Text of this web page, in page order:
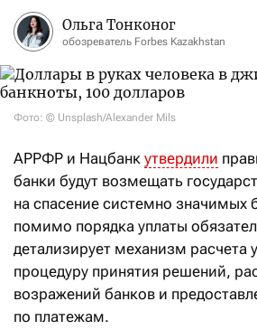
Ольга Тонконог
обозреватель Forbes Kazakhstan
Фото: © Unsplash/Alexander Mils
АРРФР и Нацбанк утвердили
банки будут возмещать
на спасение системно значимых
помимо порядка уплаты
детализирует механизм расчета
процедуру принятия решений,
возражений банков и
по платежам.